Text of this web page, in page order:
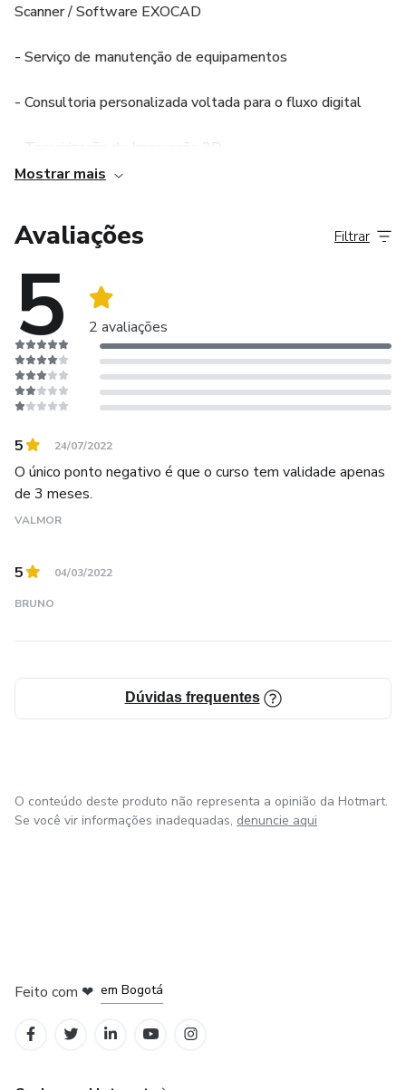
Scanner / Software EXOCAD
- Serviço de manutenção de equipamentos
- Consultoria personalizada voltada para o fluxo digital
- Terceirização de Impressão 3D
11 5524-7677 / 11 5525-7000
11 5547-9659 / 11 5547-9660
Atendimento WhatsApp (11) 98449-5076
Seg à Sex das 08h00 às 18h00
Av. Danton Jobim, 638 - Veleiros,
Mostrar mais
Avaliações
5 2 avaliações
Filtrar
5 24/07/2022
O único ponto negativo é que o curso tem validade apenas
de 3 meses.
VALMOR
5 04/03/2022
BRUNO
Dúvidas frequentes
O conteúdo deste produto não representa a opinião da Hotmart.
Se você vir informações inadequadas, denuncie aqui
Feito com ❤ em Bogotá